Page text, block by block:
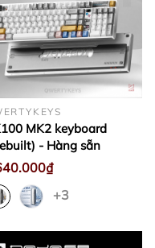
MK2 keyboard
- Hàng sẵn
+3